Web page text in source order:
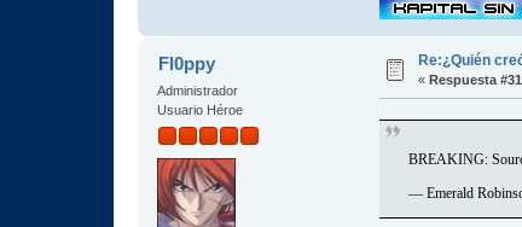
Fl0ppy
Administrador
Usuario Héroe
Re:¿Quién
«Respuesta
BREAKING:
— Emerald